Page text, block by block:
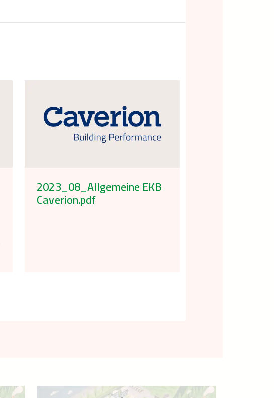
2023_08_Allgemeine EKB
Caverion.pdf